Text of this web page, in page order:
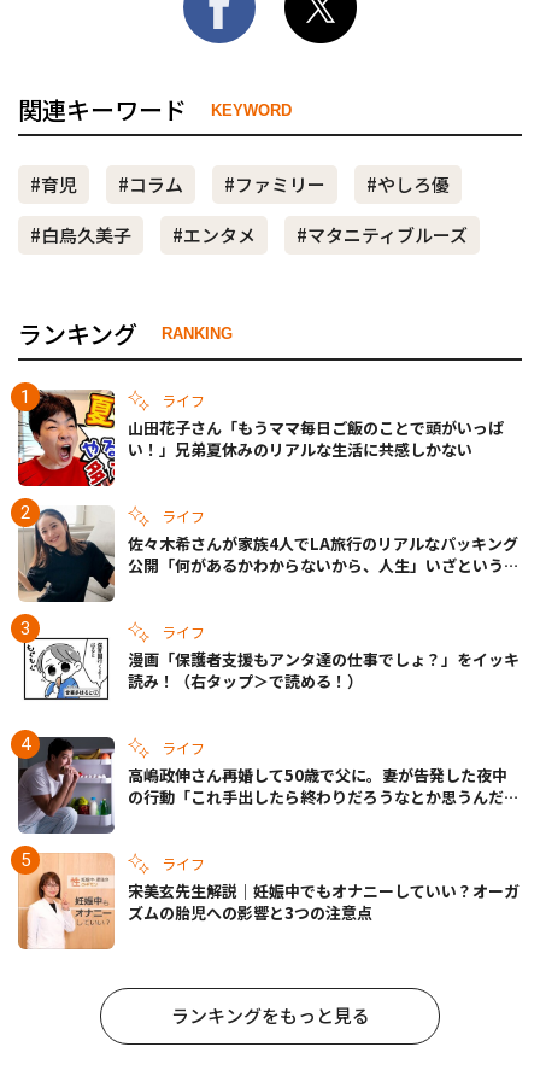
関連キーワード KEYWORD
#育児 #コラム #ファミリー
#やしろ優
#白鳥久美子
#エンタメ #マタニティブルーズ
ランキング RANKING
ライフ
山田花子さん「もうママ毎日ご飯のことで頭がいっぱ
い！」兄弟夏休みのリアルな生活に共感しかない
ライフ
佐々木希さんが家族4人でLA旅行のリアルなパッキング
公開「何があるかわからないから、人生」いざというと
ライフ
漫画「保護者支援もアンタ達の仕事でしょ？」をイッキ
読み！（右タップ＞で読める！）
ライフ
高嶋政伸さん再婚して50歳で父に。妻が告発した夜中
の行動「これ手出したら終わりだろうなとか思うんだけ
ライフ
宋美玄先生解説｜妊娠中でもオナニーしていい？オーガ
ズムの胎児への影響と3つの注意点
ランキングをもっと見る